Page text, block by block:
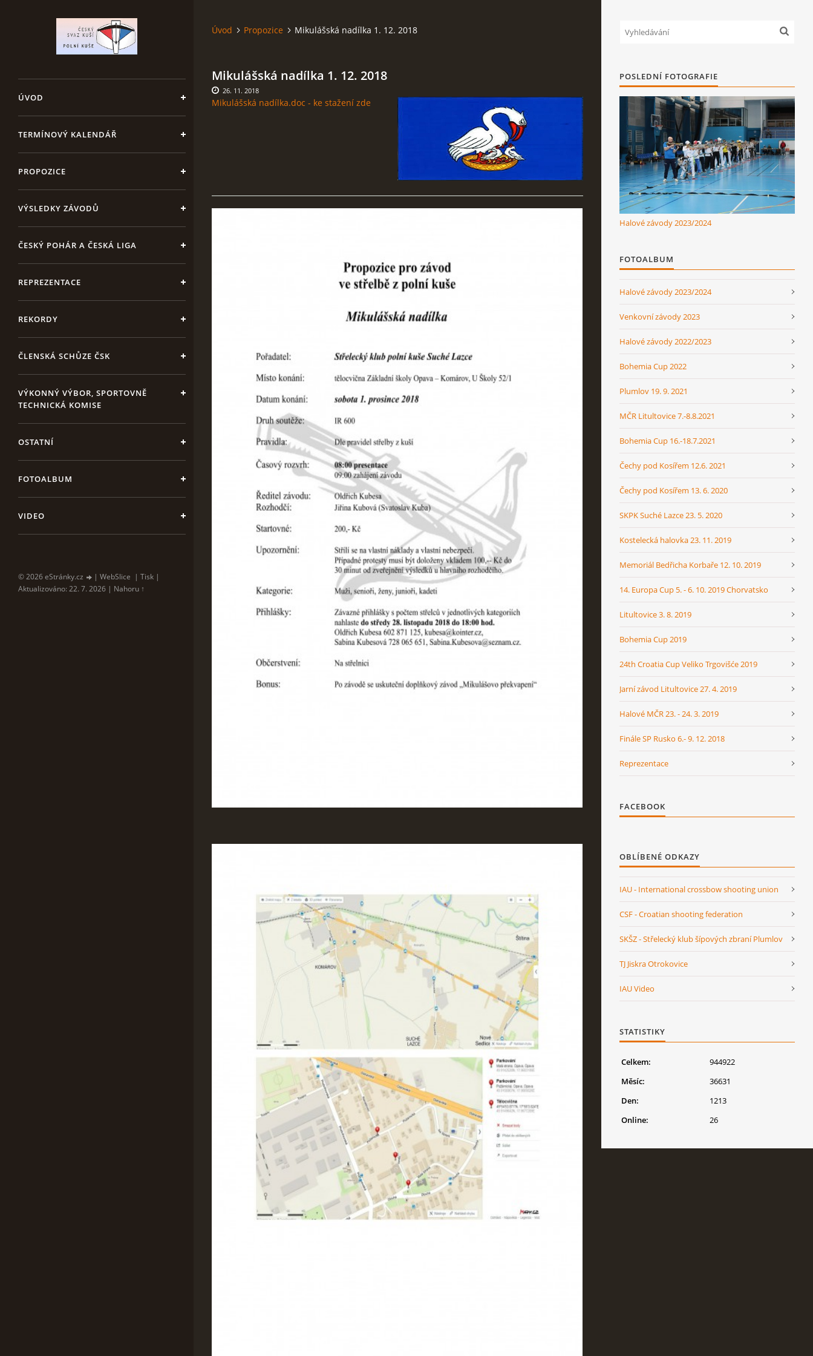
ÚVOD
TERMÍNOVÝ KALENDÁŘ
PROPOZICE
VÝSLEDKY ZÁVODŮ
ČESKÝ POHÁR A ČESKÁ LIGA
REPREZENTACE
REKORDY
ČLENSKÁ SCHŮZE ČSK
VÝKONNÝ VÝBOR, SPORTOVNĚ
TECHNICKÁ KOMISE
OSTATNÍ
FOTOALBUM
VIDEO
© 2026 eStránky.cz | WebSlice | Tisk |
Aktualizováno: 22. 7. 2026 | Nahoru ↑
Úvod Propozice Mikulášská nadílka 1. 12. 2018
Mikulášská nadílka 1. 12. 2018
Mikulášská nadílka.doc - ke stažení zde
26. 11. 2018
POSLEDNÍ FOTOGRAFIE
Halové závody 2023/2024
FOTOALBUM
Halové závody 2023/2024
Venkovní závody 2023
Halové závody 2022/2023
Bohemia Cup 2022
Plumlov 19. 9. 2021
MČR Litultovice 7.-8.8.2021
Bohemia Cup 16.-18.7.2021
Čechy pod Kosířem 12.6. 2021
Čechy pod Kosířem 13. 6. 2020
SKPK Suché Lazce 23. 5. 2020
Kostelecká halovka 23. 11. 2019
Memoriál Bedřicha Korbaře 12. 10. 2019
14. Europa Cup 5. - 6. 10. 2019 Chorvatsko
Litultovice 3. 8. 2019
Bohemia Cup 2019
24th Croatia Cup Veliko Trgovišće 2019
Jarní závod Litultovice 27. 4. 2019
Halové MČR 23. - 24. 3. 2019
Finále SP Rusko 6.- 9. 12. 2018
Reprezentace
FACEBOOK
OBLÍBENÉ ODKAZY
IAU - International crossbow shooting union
CSF - Croatian shooting federation
SKŠZ - Střelecký klub šípových zbraní Plumlov
TJ Jiskra Otrokovice
IAU Video
STATISTIKY
Online: 26
Celkem:
944922
Měsíc:
36631
Den:
1213